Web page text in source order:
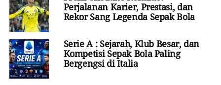
Perjalanan Karier, Prestasi, dan
Rekor Sang Legenda Sepak Bola
Serie A : Sejarah, Klub Besar, dan
Kompetisi Sepak Bola Paling
Bergengsi di Italia